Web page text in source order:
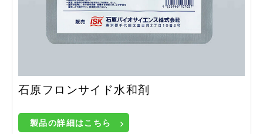
石原フロンサイド水和剤
製品の詳細はこちら